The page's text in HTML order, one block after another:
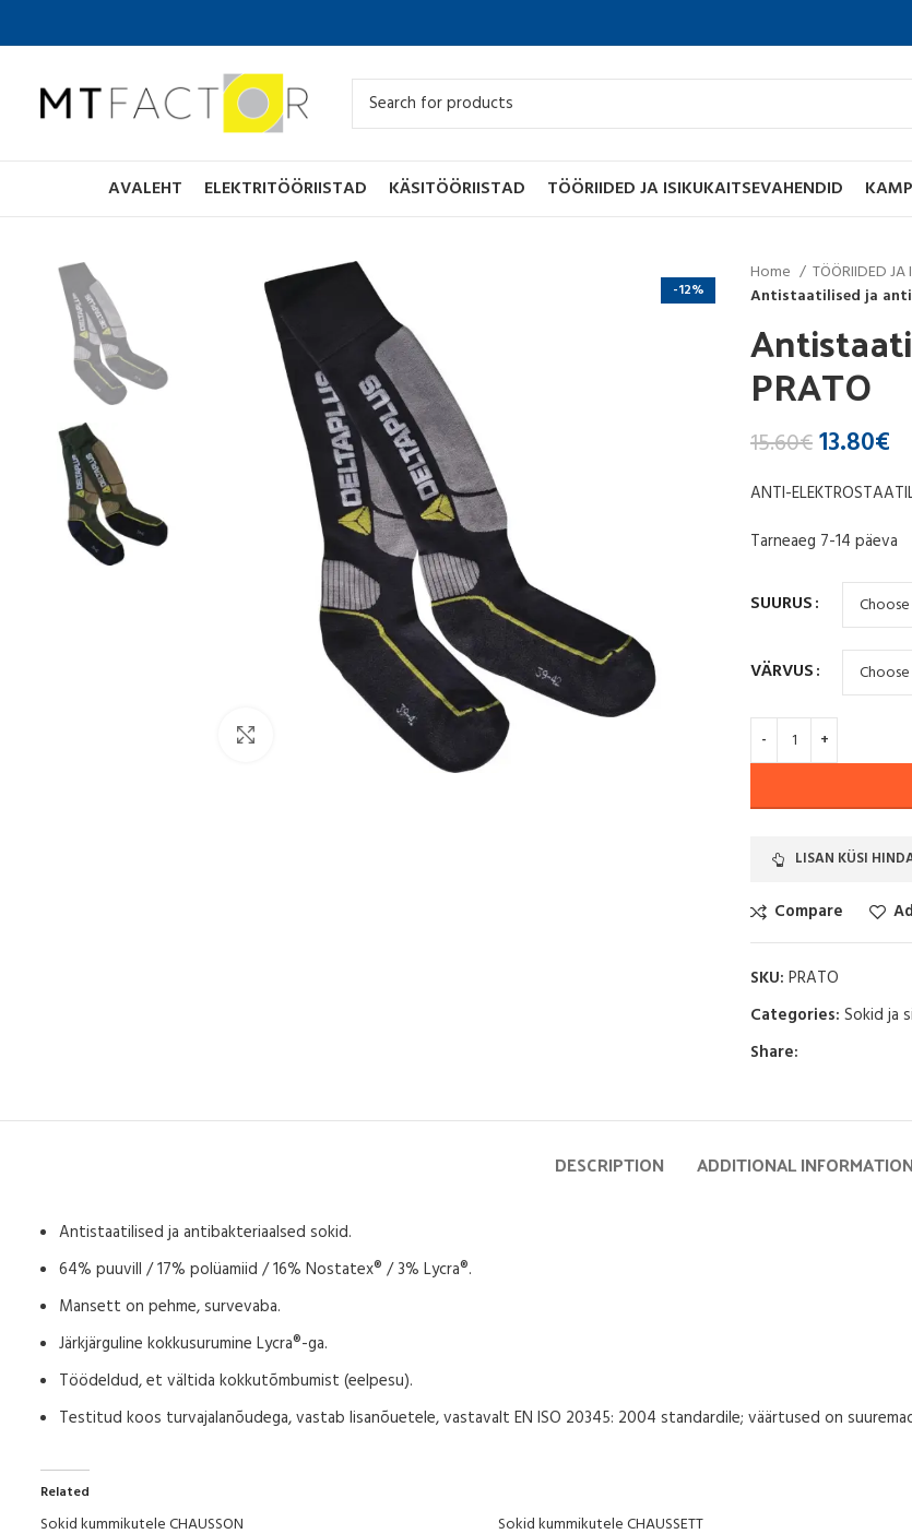
AVALEHT ELEKTRITÖÖRIISTAD KÄSITÖÖRIISTAD TÖÖRIIDED JA ISIKUKAITSEVAHENDID
-12%
Home TÖÖRIIDED JA
Antistaatilised ja
PRATO
15.60€Original
was:
15.60€.
13.80€
is:
ANTI-
Tarneaeg 7-14 päeva
SUURUS
VÄRVUS
LISAN KÜSI
Compare
SKU: PRATO
Categories: Sokid ja
Share:
DESCRIPTION ADDITIONAL INFORMATION
Antistaatilised ja antibakteriaalsed sokid.
64% puuvill / 17% polüamiid / 16% Nostatex® / 3% Lycra®.
Mansett on pehme, survevaba.
Järkjärguline kokkusurumine Lycra®-ga.
Töödeldud, et vältida kokkutõmbumist (eelpesu).
Testitud koos turvajalanõudega, vastab lisanõuetele, vastavalt EN ISO 20345: 2004 standardile; väärtused on
Related
Sokid kummikutele CHAUSSON
Sokid kummikutele CHAUSSETT